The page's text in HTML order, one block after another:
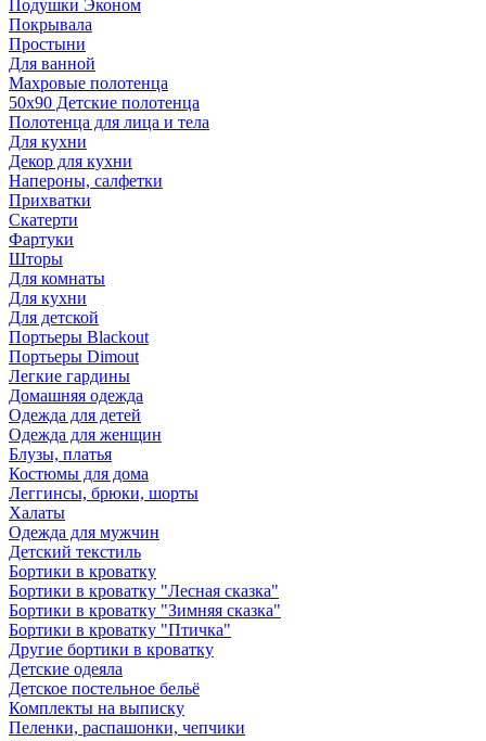
Подушки Эконом
Покрывала
Простыни
Для ванной
Махровые полотенца
50х90 Детские полотенца
Полотенца для лица и тела
Для кухни
Декор для кухни
Напероны, салфетки
Прихватки
Скатерти
Фартуки
Шторы
Для комнаты
Для кухни
Для детской
Портьеры Blackout
Портьеры Dimout
Легкие гардины
Домашняя одежда
Одежда для детей
Одежда для женщин
Блузы, платья
Костюмы для дома
Леггинсы, брюки, шорты
Халаты
Одежда для мужчин
Детский текстиль
Бортики в кроватку
Бортики в кроватку "Лесная сказка"
Бортики в кроватку "Зимняя сказка"
Бортики в кроватку "Птичка"
Другие бортики в кроватку
Детские одеяла
Детское постельное бельё
Комплекты на выписку
Пеленки, распашонки, чепчики